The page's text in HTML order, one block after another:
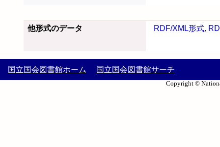
他形式のデータ RDF/XML形式,
国立国会図書館ホーム 国立国会図書館サーチ
Copyright ©